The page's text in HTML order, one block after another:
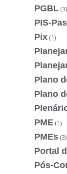
PGBL (1)
PIS-
Pix (1)
Plano
Plano
PME (1)
PMEs (3)
Portal
Pós-